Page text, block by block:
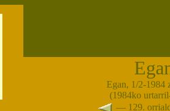
Egan, 1/2-1984
(1984ko
— 129.